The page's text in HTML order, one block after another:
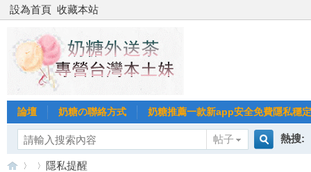
設為首頁 收藏本站
論壇 奶糖の聯絡方式 奶糖推薦一款新app安全免費隱私穩
帖子
熱搜:
隱私提醒